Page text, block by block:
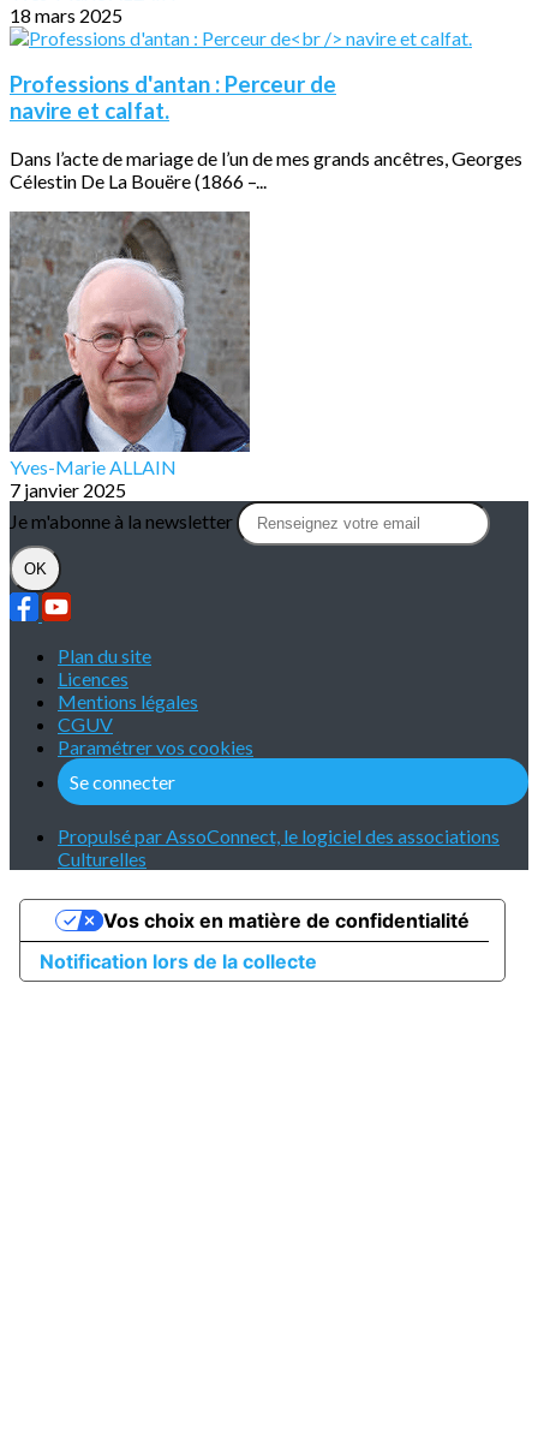
18 mars 2025
Professions d'antan : Perceur de
navire et calfat.
Dans l’acte de mariage de l’un de mes grands ancêtres, Georges
Célestin De La Bouëre (1866 –...
Yves-Marie ALLAIN
7 janvier 2025
Je m'abonne à la newsletter
OK
Plan du site
Licences
Mentions légales
CGUV
Paramétrer vos cookies
Se connecter
Propulsé par AssoConnect, le logiciel des associations
Culturelles
Notification lors de la collecte
Vos choix en matière de confidentialité